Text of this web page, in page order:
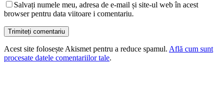
Salvați numele meu, adresa de e-mail și site-ul web în acest
browser pentru data viitoare i comentariu.
Acest site folosește Akismet pentru a reduce spamul. Află cum sunt
procesate datele comentariilor tale.